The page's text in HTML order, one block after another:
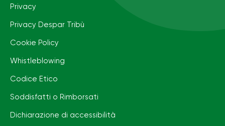
Privacy
Privacy Despar Tribù
Cookie Policy
Whistleblowing
Codice Etico
Soddisfatti o Rimborsati
Dichiarazione di accessibilità